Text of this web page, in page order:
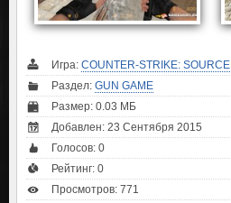
Игра: COUNTER-STRIKE: SOURCE
Раздел: GUN GAME
Размер: 0.03 МБ
Добавлен: 23 Сентября 2015
Голосов: 0
Рейтинг: 0
Просмотров: 771